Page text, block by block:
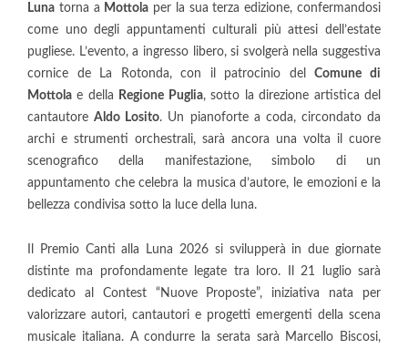
Luna torna a Mottola per la sua terza edizione, confermandosi
come uno degli appuntamenti culturali più attesi dell’estate
pugliese. L’evento, a ingresso libero, si svolgerà nella suggestiva
cornice de La Rotonda, con il patrocinio delComune di
Mottola e della Regione Puglia, sotto la direzione artistica del
cantautoreAldo Losito. Un pianoforte a coda, circondato da
archi e strumenti orchestrali, sarà ancora una volta il cuore
scenografico della manifestazione, simbolo di un
appuntamento che celebra la musica d’autore, le emozioni e la
bellezza condivisa sotto la luce della luna.
Il Premio Canti alla Luna 2026 si svilupperà in due giornate
distinte ma profondamente legate tra loro. Il 21 luglio sarà
dedicato al Contest “Nuove Proposte”, iniziativa nata per
valorizzare autori, cantautori e progetti emergenti della scena
musicale italiana. A condurre la serata sarà Marcello Biscosi,